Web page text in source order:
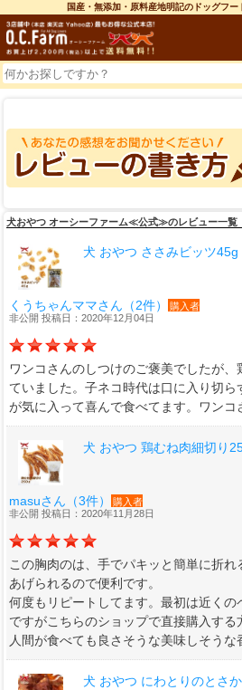
国産・無添加・原料産地明記のドッグフ
犬おやつ オーシーファーム≪公式≫のレビュー一覧
犬 おやつ ささみビッツ45g
くうちゃんママさん（2件）
購入者
非公開 投稿日：2020年12月04日
ワンコさんのしつけのご褒美でしたが
ていました。子ネコ時代は口に入り切
が気に入って喜んで食べてます。ワンコ
犬 おやつ 鶏むね肉細切り
masuさん（3件）
購入者
非公開 投稿日：2020年11月28日
この胸肉のは、手でパキッと簡単に折れ
あげられるので便利です。
何度もリピートしてます。最初は近く
ですがこちらのショップで直接購入する
人間が食べても良さそうな美味しそうな
犬 おやつ にわとりのとさ